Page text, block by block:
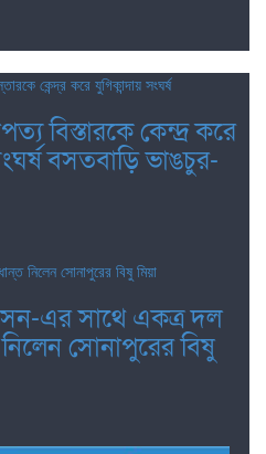
বিস্তারকে কেন্দ্র করে
বসতবাড়ি ভাঙচুর-
এর সাথে একত্র দল
নিলেন সোনাপুরের বিষু